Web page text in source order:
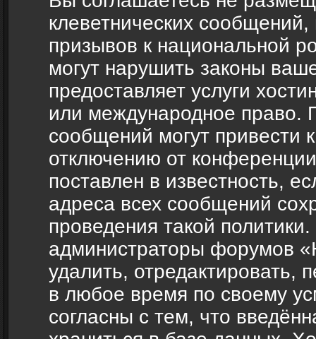
клеветнических
призывов к национальной
могут нарушить законы
предоставляет услуги
или международное право.
сообщений могут привести
отключению от
поставлен в известность,
адреса всех сообщений
проведения такой
администраторы форумов
удалить, отредактировать,
в любое время по своему
согласны с тем, что